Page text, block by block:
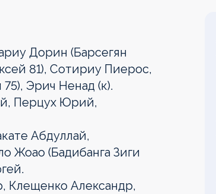
Дорин (Барсегян
81), Сотириу Пиерос,
Эрич Ненад (к).
Перцух Юрий,
Абдуллай,
Жоао (Бадибанга Зиги
Клещенко Александр,